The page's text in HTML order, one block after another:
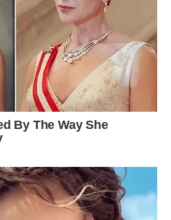
чому у вас правильні дані?
Якщо школа вас буде футболити,